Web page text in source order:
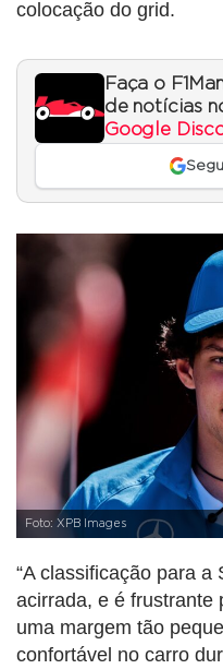
colocação do grid.
Faça o
de notícias
Google
Foto: XPB Images
“A classificação para
acirrada, e é frustrante
uma margem tão
confortável no carro